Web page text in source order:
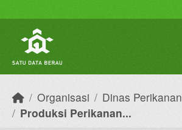
Organisasi
Dinas Perikanan
Produksi Perikanan...